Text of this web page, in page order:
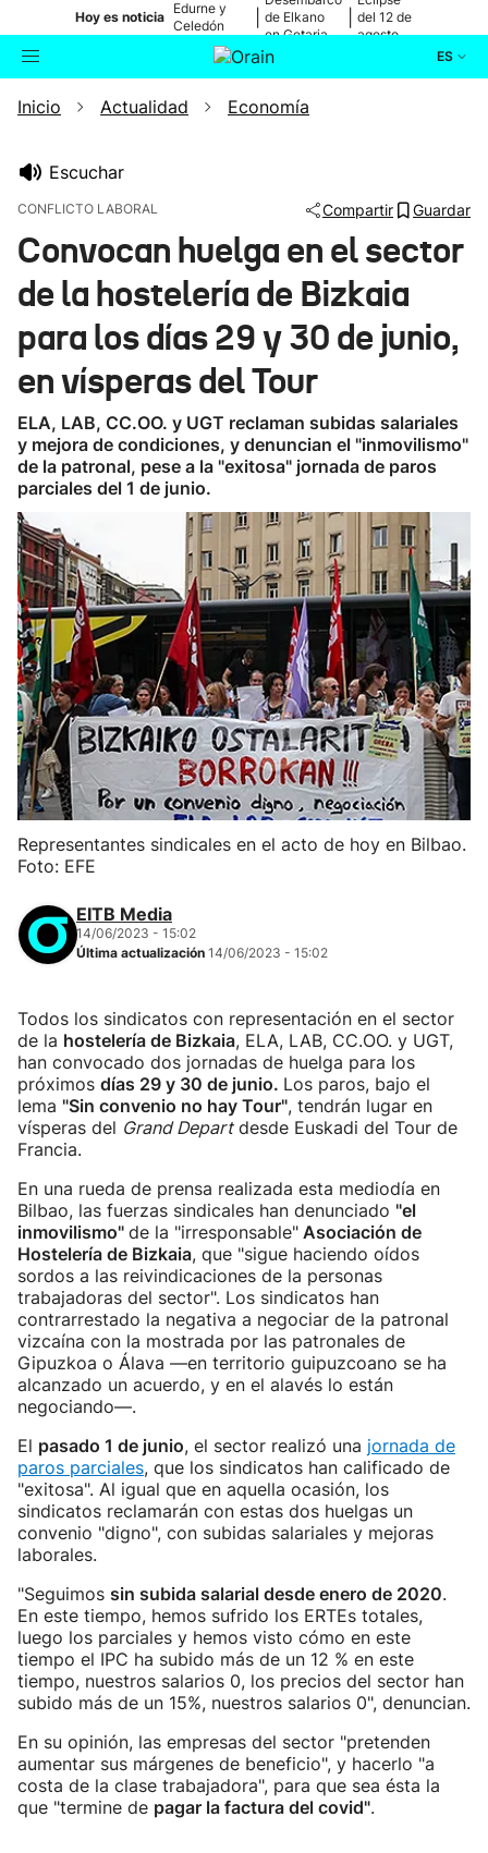
Hoy es noticia
Edurne y
Celedón
de Elkano
en Getaria
del 12 de
agosto
ES
Buscador Actualidad
Ikusmiran
Eguraldia
Inicio Actualidad Economía
Escuchar
CONFLICTO LABORAL Compartir Guardar
Convocan huelga en el sector
de la hostelería de Bizkaia
para los días 29 y 30 de junio,
en vísperas del Tour
ELA, LAB, CC.OO. y UGT reclaman subidas salariales
y mejora de condiciones, y denuncian el "inmovilismo"
de la patronal, pese a la "exitosa" jornada de paros
parciales del 1 de junio.
Representantes sindicales en el acto de hoy en Bilbao.
Foto: EFE
EITB Media
14/06/2023 - 15:02
Última actualización 14/06/2023 - 15:02
Todos los sindicatos con representación en el sector
de la hostelería de Bizkaia, ELA, LAB, CC.OO. y UGT,
han convocado dos jornadas de huelga para los
próximos días 29 y 30 de junio. Los paros, bajo el
lema "Sin convenio no hay Tour", tendrán lugar en
vísperas del Grand Departdesde Euskadi del Tour de
Francia.
En una rueda de prensa realizada esta mediodía en
Bilbao, las fuerzas sindicales han denunciado "el
inmovilismo" de la "irresponsable" Asociación de
Hostelería de Bizkaia, que "sigue haciendo oídos
sordos a las reivindicaciones de la personas
trabajadoras del sector". Los sindicatos han
contrarrestado la negativa a negociar de la patronal
vizcaína con la mostrada por las patronales de
Gipuzkoa o Álava —en territorio guipuzcoano se ha
alcanzado un acuerdo, y en el alavés lo están
negociando—.
El pasado 1 de junio, el sector realizó una jornada de
paros parciales, que los sindicatos han calificado de
"exitosa". Al igual que en aquella ocasión, los
sindicatos reclamarán con estas dos huelgas un
convenio "digno", con subidas salariales y mejoras
laborales.
"Seguimos sin subida salarial desde enero de 2020.
En este tiempo, hemos sufrido los ERTEs totales,
luego los parciales y hemos visto cómo en este
tiempo el IPC ha subido más de un 12 % en este
tiempo, nuestros salarios 0, los precios del sector han
subido más de un 15%, nuestros salarios 0", denuncian.
En su opinión, las empresas del sector "pretenden
aumentar sus márgenes de beneficio", y hacerlo "a
costa de la clase trabajadora", para que sea ésta la
que "termine de pagar la factura del covid".